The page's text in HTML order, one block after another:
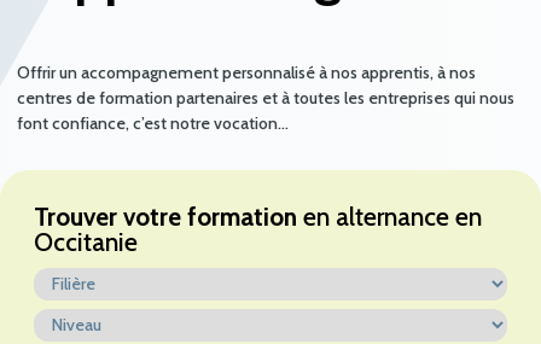
Offrir un accompagnement personnalisé à nos apprentis, à nos
centres de formation partenaires et à toutes les entreprises qui nous
font confiance, c’est notre vocation…
Trouver votre formation en alternance en
Occitanie